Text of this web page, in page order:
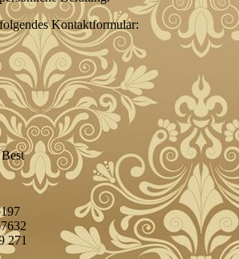
Kontaktformular:
271